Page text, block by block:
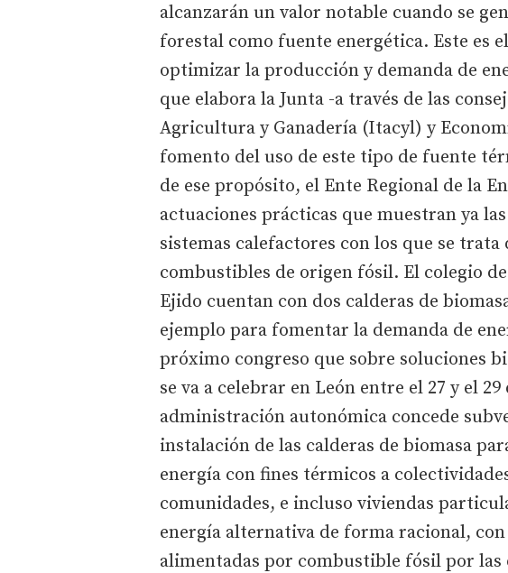
alcanzarán un valor notable cuando se
forestal como fuente energética. Este es
optimizar la producción y demanda de
que elabora la Junta -a través de las
Agricultura y Ganadería (Itacyl) y
fomento del uso de este tipo de fuente
de ese propósito, el Ente Regional de la
actuaciones prácticas que muestran ya
sistemas calefactores con los que se
combustibles de origen fósil. El colegio
Ejido cuentan con dos calderas de
ejemplo para fomentar la demanda de
próximo congreso que sobre soluciones
se va a celebrar en León entre el 27 y el
administración autonómica concede
instalación de las calderas de biomasa
energía con fines térmicos a
comunidades, e incluso viviendas
energía alternativa de forma racional,
alimentadas por combustible fósil por